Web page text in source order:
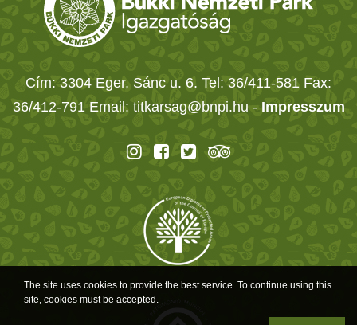
Cím: 3304 Eger, Sánc u. 6. Tel: 36/411-581 Fax:
36/412-791 Email: titkarsag@bnpi.hu - Impresszum
The site uses cookies to provide the best service. To continue using this
site, cookies must be accepted.